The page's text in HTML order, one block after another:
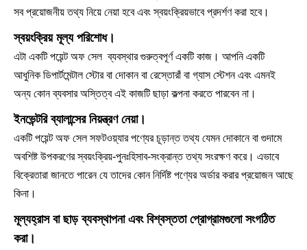
সব প্রয়োজনীয় তথ্য নিয়ে নেয়া হবে এবং স্বয়ংক্রিয়ভাবে প্রদর্শণ করা হবে।
স্বয়ংক্রিয় মূল্য পরিশোধ।
এটা একটি পয়েন্ট অফ সেল ব্যবস্থার গুরুত্বপূর্ণ একটি কাজ। আপনি একটি
আধুনিক ডিপার্টমেন্টাল স্টোর বা দোকান বা রেস্তোরাঁ বা গ্যাস স্টেশন এবং এমনই
অন্য কোন ব্যবসার অস্তিত্ব এই কাজটি ছাড়া কল্পনা করতে পারবেন না।
ইনভেন্টরি ব্যালান্সের নিয়ন্ত্রণ নেয়া।
একটি পয়েন্ট অফ সেল সফটওয়্যার পণ্যের চূড়ান্ত তথ্য যেমন দোকানে বা গুদামে
অবশিষ্ট উপকরণের স্বয়ংক্রিয়-পুনঃহিসাব-সংক্রান্ত তথ্য সংরক্ষণ করে। এভাবে
বিক্রেতারা জানতে পারেন যে তাদের কোন নির্দিষ্ট পণ্যের অর্ডার করার প্রয়োজন আছে
কিনা।
মূল্যহ্রাস বা ছাড় ব্যবস্থাপনা এবং বিশ্বস্ততা প্রোগ্রামগুলো সংগঠিত
করা।